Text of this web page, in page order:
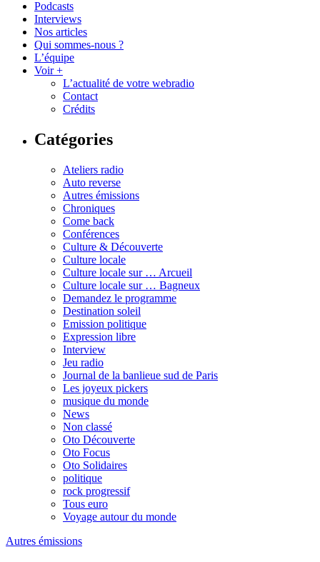
Podcasts
Interviews
Nos articles
Qui sommes-nous ?
L’équipe
Voir +
L’actualité de votre webradio
Contact
Crédits
Catégories
Ateliers radio
Auto reverse
Autres émissions
Chroniques
Come back
Conférences
Culture & Découverte
Culture locale
Culture locale sur … Arcueil
Culture locale sur … Bagneux
Demandez le programme
Destination soleil
Emission politique
Expression libre
Interview
Jeu radio
Journal de la banlieue sud de Paris
Les joyeux pickers
musique du monde
News
Non classé
Oto Découverte
Oto Focus
Oto Solidaires
politique
rock progressif
Tous euro
Voyage autour du monde
Autres émissions